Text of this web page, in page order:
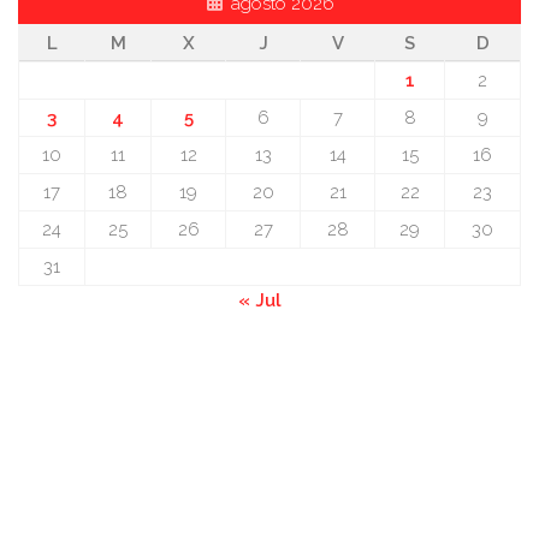
L
M X J V S
D
1
2
3
4 5 6 7 8
9
10
11 12 13 14 15
16
17
18 19 20 21 22
23
24
25 26 27 28 29
30
31
« Jul